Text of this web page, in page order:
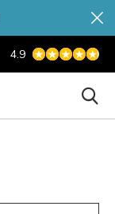
7 Dagen Per
4.9